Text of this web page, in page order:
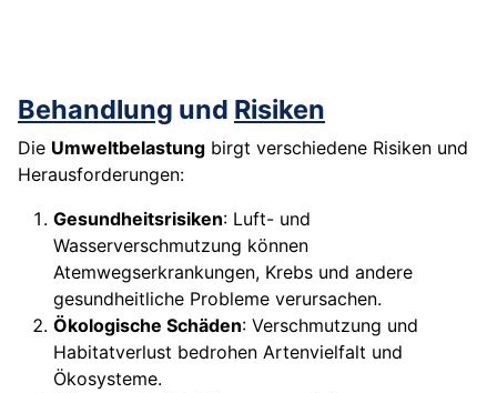
Behandlung und Risiken
Die Umweltbelastung birgt verschiedene Risiken und
Herausforderungen:
Gesundheitsrisiken: Luft- und
Wasserverschmutzung können
Atemwegserkrankungen, Krebs und andere
gesundheitliche Probleme verursachen.
Ökologische Schäden: Verschmutzung und
Habitatverlust bedrohen Artenvielfalt und
Ökosysteme.